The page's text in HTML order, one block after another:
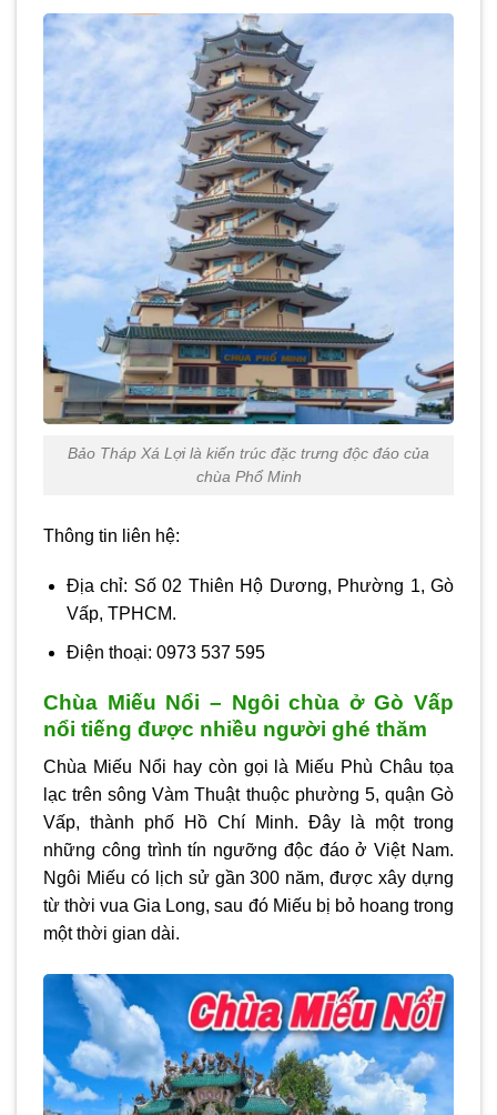
Bảo Tháp Xá Lợi là kiến trúc đặc trưng độc đáo của
chùa Phổ Minh
Thông tin liên hệ:
Địa chỉ: Số 02 Thiên Hộ Dương, Phường 1, Gò
Vấp, TPHCM.
Điện thoại: 0973 537 595
Chùa Miếu Nổi – Ngôi chùa ở Gò Vấp
nổi tiếng được nhiều người ghé thăm
Chùa Miếu Nổi hay còn gọi là Miếu Phù Châu tọa
lạc trên sông Vàm Thuật thuộc phường 5, quận Gò
Vấp, thành phố Hồ Chí Minh. Đây là một trong
những công trình tín ngưỡng độc đáo ở Việt Nam.
Ngôi Miếu có lịch sử gần 300 năm, được xây dựng
từ thời vua Gia Long, sau đó Miếu bị bỏ hoang trong
một thời gian dài.